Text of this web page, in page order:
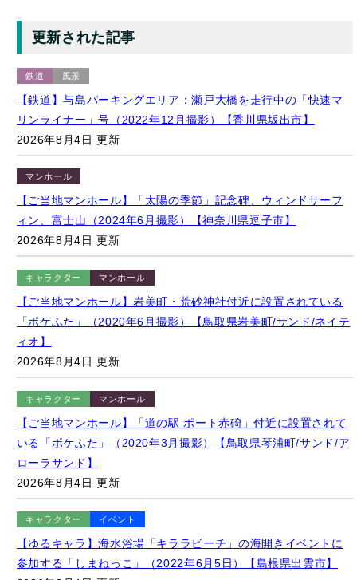
【鉄道】与島パーキングエリア：瀬戸大橋を走行中の「快速マ
リンライナー」号（2022年12月撮影）【香川県坂出市】
2026年8月4日 更新
マンホール
【ご当地マンホール】「太陽の季節」記念碑、ウィンドサーフ
ィン、富士山（2024年6月撮影）【神奈川県逗子市】
2026年8月4日 更新
キャラクター マンホール
【ご当地マンホール】岩美町・荒砂神社付近に設置されている
「ポケふた」（2020年6月撮影）【鳥取県岩美町/サンド/ネイテ
ィオ】
2026年8月4日 更新
キャラクター マンホール
【ご当地マンホール】「道の駅 ポート赤碕」付近に設置されて
いる「ポケふた」（2020年3月撮影）【鳥取県琴浦町/サンド/ア
ローラサンド】
2026年8月4日 更新
キャラクター イベント
【ゆるキャラ】海水浴場「キララビーチ」の海開きイベントに
参加する「しまねっこ」（2022年6月5日）【島根県出雲市】
2026年8月4日 更新